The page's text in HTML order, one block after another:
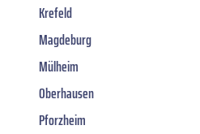
Krefeld
Magdeburg
Mülheim
Oberhausen
Pforzheim